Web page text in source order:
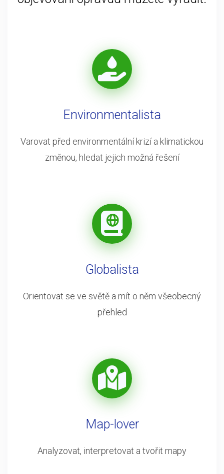
Environmentalista
Varovat před environmentální krizí a klimatickou
změnou, hledat jejich možná řešení
Globalista
Orientovat se ve světě a mít o něm všeobecný
přehled
Map-lover
Analyzovat, interpretovat a tvořit mapy